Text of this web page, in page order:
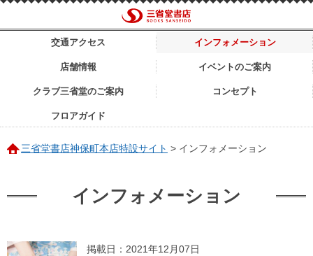
交通アクセス インフォメーション
店舗情報 イベントのご案内
クラブ三省堂のご案内 コンセプト
フロアガイド
三省堂書店神保町本店特設サイト > インフォメーション
インフォメーション
掲載日：2021年12月07日